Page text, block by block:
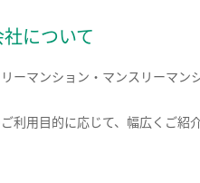
について
ーマンション・マンスリーマン
利用目的に応じて、幅広くご紹